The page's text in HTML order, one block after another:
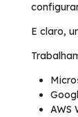
E claro,
AWS